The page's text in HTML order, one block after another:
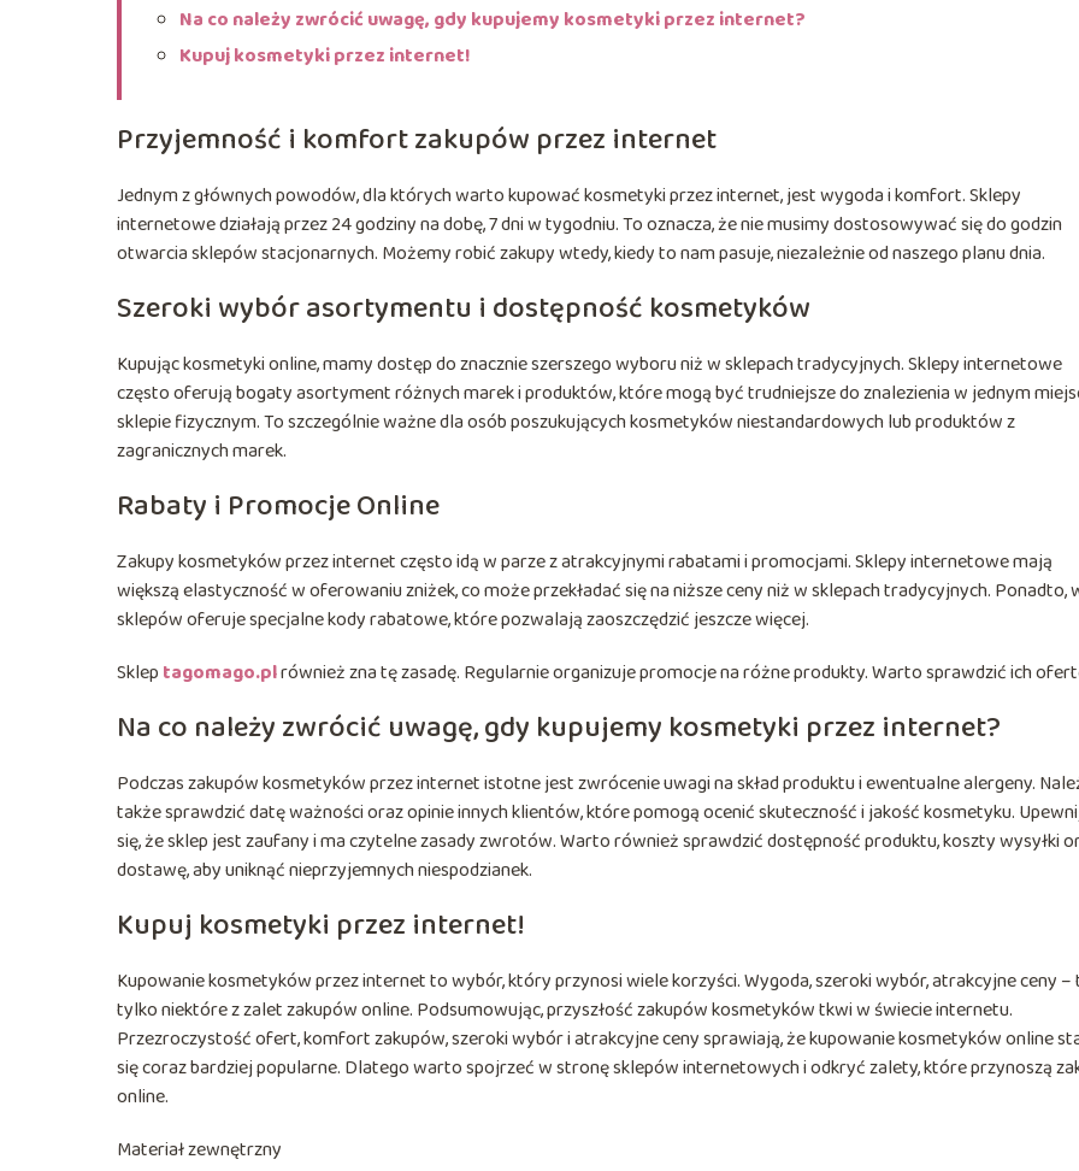
Na co należy zwrócić uwagę, gdy kupujemy kosmetyki przez internet?
Kupuj kosmetyki przez internet!
Przyjemność i komfort zakupów przez internet
Jednym z głównych powodów, dla których warto kupować kosmetyki przez internet, jest wygoda i komfort. Sklepy
internetowe działają przez 24 godziny na dobę, 7 dni w tygodniu. To oznacza, że nie musimy dostosowywać się do godzin
otwarcia sklepów stacjonarnych. Możemy robić zakupy wtedy, kiedy to nam pasuje, niezależnie od naszego planu dnia.
Szeroki wybór asortymentu i dostępność kosmetyków
Kupując kosmetyki online, mamy dostęp do znacznie szerszego wyboru niż w sklepach tradycyjnych. Sklepy internetowe
często oferują bogaty asortyment różnych marek i produktów, które mogą być trudniejsze do znalezienia w jednym
sklepie fizycznym. To szczególnie ważne dla osób poszukujących kosmetyków niestandardowych lub produktów z
zagranicznych marek.
Rabaty i Promocje Online
Zakupy kosmetyków przez internet często idą w parze z atrakcyjnymi rabatami i promocjami. Sklepy internetowe mają
większą elastyczność w oferowaniu zniżek, co może przekładać się na niższe ceny niż w sklepach tradycyjnych. Ponadto,
sklepów oferuje specjalne kody rabatowe, które pozwalają zaoszczędzić jeszcze więcej.
Sklep tagomago.plrównież zna tę zasadę. Regularnie organizuje promocje na różne produkty. Warto sprawdzić ich
Na co należy zwrócić uwagę, gdy kupujemy kosmetyki przez internet?
Podczas zakupów kosmetyków przez internet istotne jest zwrócenie uwagi na skład produktu i ewentualne alergeny.
także sprawdzić datę ważności oraz opinie innych klientów, które pomogą ocenić skuteczność i jakość kosmetyku.
się, że sklep jest zaufany i ma czytelne zasady zwrotów. Warto również sprawdzić dostępność produktu, koszty wysyłki
dostawę, aby uniknąć nieprzyjemnych niespodzianek.
Kupuj kosmetyki przez internet!
Kupowanie kosmetyków przez internet to wybór, który przynosi wiele korzyści. Wygoda, szeroki wybór, atrakcyjne ceny –
tylko niektóre z zalet zakupów online. Podsumowując, przyszłość zakupów kosmetyków tkwi w świecie internetu.
Przezroczystość ofert, komfort zakupów, szeroki wybór i atrakcyjne ceny sprawiają, że kupowanie kosmetyków online
się coraz bardziej popularne. Dlatego warto spojrzeć w stronę sklepów internetowych i odkryć zalety, które przynoszą
online.
Materiał zewnętrzny